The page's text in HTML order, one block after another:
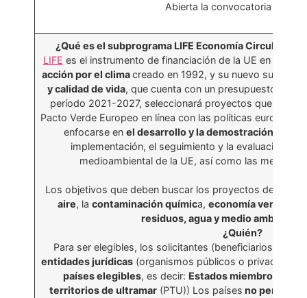
Abierta la convocatoria LIFE
¿Qué es el subprograma LIFE Economía Circular y
LIFE es el instrumento de financiación de la UE en los
acción por el climacreado en 1992, y su nuevo
y calidad de vida, que cuenta con un presupuesto de
período 2021-2027, seleccionará proyectos que
Pacto Verde Europeo en línea con las políticas europeas
enfocarse en el desarrollo y la demostración de
implementación, el seguimiento y la evaluación de
medioambiental de la UE, así como las mejores
Los objetivos que deben buscar los proyectos deberán
aire, la contaminación química, economía verde y
residuos, agua y medio ambiente
¿Quién?
Para ser elegibles, los solicitantes (beneficiarios y
entidades jurídicas (organismos públicos o privados)
países elegibles, es decir: Estados miembros de la
territorios de ultramar(PTU)) Los países no